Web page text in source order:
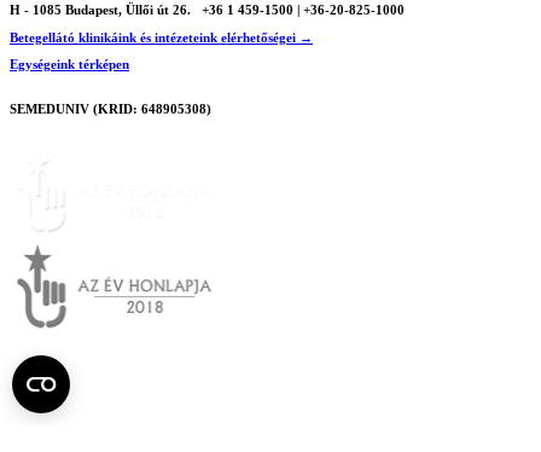
H - 1085 Budapest, Üllői út 26.
+36 1 459-1500 | +36-20-825-1000
Betegellátó klinikáink és intézeteink elérhetőségei →
Egységeink térképen
SEMEDUNIV (KRID: 648905308)